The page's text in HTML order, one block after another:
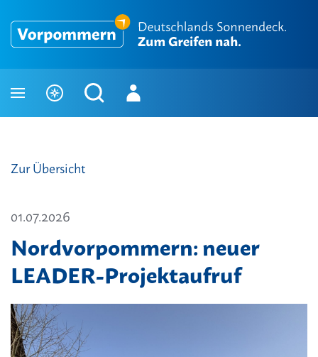
Zur Übersicht
01.07.2026
Nordvorpommern: neuer
LEADER-Projektaufruf